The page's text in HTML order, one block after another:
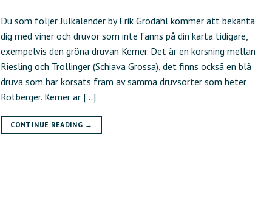
Du som följer Julkalender by Erik Grödahl kommer att bekanta
dig med viner och druvor som inte fanns på din karta tidigare,
exempelvis den gröna druvan Kerner. Det är en korsning mellan
Riesling och Trollinger (Schiava Grossa), det finns också en blå
druva som har korsats fram av samma druvsorter som heter
Rotberger. Kerner är […]
CONTINUE READING →